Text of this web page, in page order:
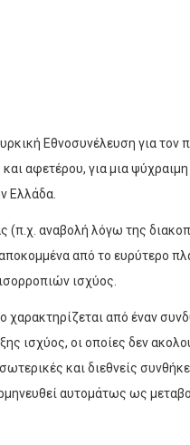
Εθνοσυνέλευση για τον
αφετέρου, για μια
Ελλάδα.
(π.χ. αναβολή λόγω της
από το ευρύτερο
ισχύος.
χαρακτηρίζεται από έναν
ισχύος, οι οποίες δεν
και διεθνείς
αυτομάτως ως